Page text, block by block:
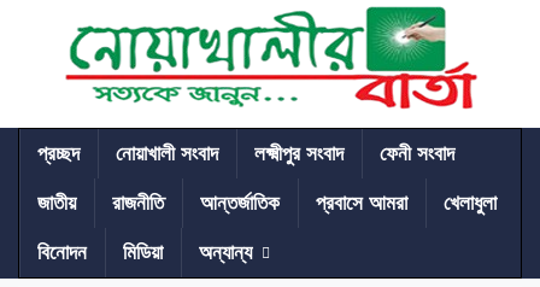
প্রচ্ছদ নোয়াখালী সংবাদ লক্ষ্মীপুর সংবাদ ফেনী সংবাদ
জাতীয় রাজনীতি আন্তর্জাতিক প্রবাসে আমরা খেলাধুলা
বিনোদন মিডিয়া অন্যান্য